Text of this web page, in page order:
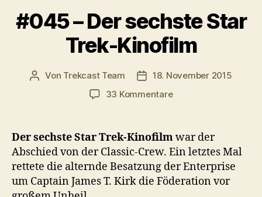
#045 – Der sechste Star
Trek-Kinofilm
Beitragsautor
Von Trekcast Team Veröffentlichungsdatum
18. November 2015
33 Kommentarezu
sechste
Star
Trek-
Kinofilm
Der sechste Star Trek-Kinofilmwar der
Abschied von der Classic-Crew. Ein letztes Mal
rettete die alternde Besatzung der Enterprise
um Captain James T. Kirk die Föderation vor